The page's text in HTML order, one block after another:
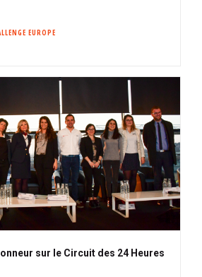
EUROPE
sur le Circuit des 24 Heures